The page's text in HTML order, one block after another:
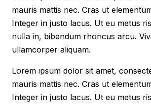
mauris mattis nec. Cras ut
Integer in justo lacus. Ut eu metus
nulla in, bibendum rhoncus arcu.
ullamcorper aliquam.
Lorem ipsum dolor sit amet,
mauris mattis nec. Cras ut
Integer in justo lacus. Ut eu metus